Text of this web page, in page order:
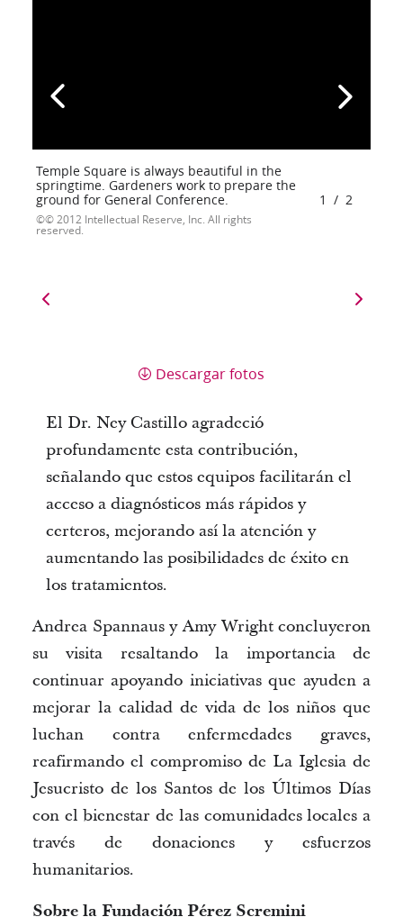
Temple Square is always beautiful in the
springtime. Gardeners work to prepare the
ground for General Conference.
© 2012 Intellectual Reserve, Inc. All rights
reserved.
1 / 2
Descargar fotos
El Dr. Ney Castillo agradeció
profundamente esta contribución,
señalando que estos equipos facilitarán el
acceso a diagnósticos más rápidos y
certeros, mejorando así la atención y
aumentando las posibilidades de éxito en
los tratamientos.
Andrea Spannaus y Amy Wright concluyeron
su visita resaltando la importancia de
continuar apoyando iniciativas que ayuden a
mejorar la calidad de vida de los niños que
luchan contra enfermedades graves,
reafirmando el compromiso de La Iglesia de
Jesucristo de los Santos de los Últimos Días
con el bienestar de las comunidades locales a
través de donaciones y esfuerzos
humanitarios.
Sobre la Fundación Pérez Scremini